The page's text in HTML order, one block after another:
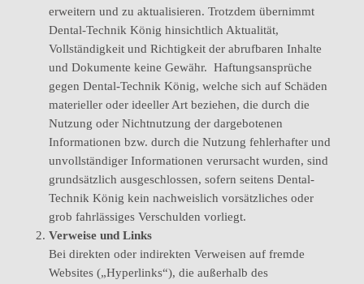
erweitern und zu aktualisieren. Trotzdem übernimmt
Dental-Technik König hinsichtlich Aktualität,
Vollständigkeit und Richtigkeit der abrufbaren Inhalte
und Dokumente keine Gewähr. Haftungsansprüche
gegen Dental-Technik König, welche sich auf Schäden
materieller oder ideeller Art beziehen, die durch die
Nutzung oder Nichtnutzung der dargebotenen
Informationen bzw. durch die Nutzung fehlerhafter und
unvollständiger Informationen verursacht wurden, sind
grundsätzlich ausgeschlossen, sofern seitens Dental-
Technik König kein nachweislich vorsätzliches oder
grob fahrlässiges Verschulden vorliegt.
Verweise und Links
Bei direkten oder indirekten Verweisen auf fremde
Websites („Hyperlinks“), die außerhalb des